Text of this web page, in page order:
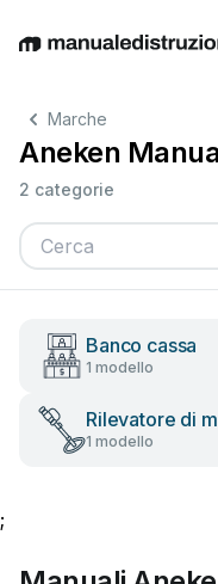
EnglishDeutsch
Marche
Aneken
2 categorie
Banco cassa
1 modello
Rilevatore di
1 modello
;